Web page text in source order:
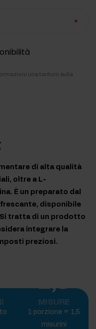
una tantum sulla
di alta qualità
oltre a L-
È un preparato dal
disponibile
tratta di un prodotto
integrare la
preziosi.
1,5
MISURE
1 porzione = 1,5
misurini